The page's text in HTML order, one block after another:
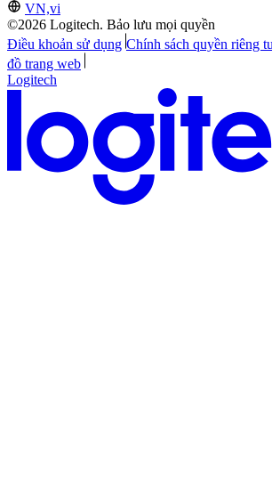
VN,vi
©2026 Logitech. Bảo lưu mọi quyền
Điều khoản sử dụng Chính sách quyền riêng
đồ trang web
Logitech